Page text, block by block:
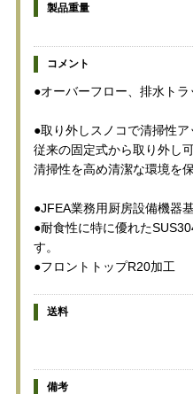
製品重量
コメント
●オーバーフロー、排水ト
●取り外しスノコで清掃性ア
従来の固定式から取り外し
清掃性を高め清潔な環境を
●JFEA業務用厨房設備機器
●耐食性に特に優れた
す。
●フロントトップR20加工
送料
備考